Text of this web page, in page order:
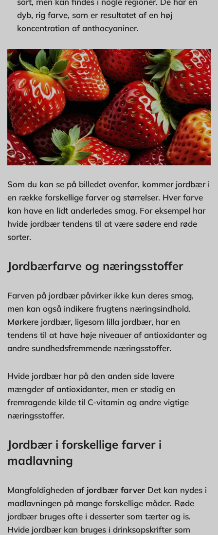
dyb, rig farve, som er resultatet af en høj
koncentration af anthocyaniner.
Som du kan se på billedet ovenfor, kommer jordbær i
en række forskellige farver og størrelser. Hver farve
kan have en lidt anderledes smag. For eksempel har
hvide jordbær tendens til at være sødere end røde
sorter.
Jordbærfarve og næringsstoffer
Farven på jordbær påvirker ikke kun deres smag,
men kan også indikere frugtens næringsindhold.
Mørkere jordbær, ligesom lilla jordbær, har en
tendens til at have høje niveauer af antioxidanter og
andre sundhedsfremmende næringsstoffer.
Hvide jordbær har på den anden side lavere
mængder af antioxidanter, men er stadig en
fremragende kilde til C-vitamin og andre vigtige
næringsstoffer.
Jordbær i forskellige farver i
madlavning
Mangfoldigheden af jordbær farver Det kan nydes i
madlavningen på mange forskellige måder. Røde
jordbær bruges ofte i desserter som tærter og is.
Hvide jordbær kan bruges i drinksopskrifter som